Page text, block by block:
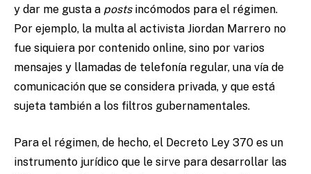
y dar me gusta a postsincómodos para el régimen.
Por ejemplo, la multa al activista Jiordan Marrero no
fue siquiera por contenido online, sino por varios
mensajes y llamadas de telefonía regular, una vía de
comunicación que se considera privada, y que está
sujeta también a los filtros gubernamentales.
Para el régimen, de hecho, el Decreto Ley 370 es un
instrumento jurídico que le sirve para desarrollar las